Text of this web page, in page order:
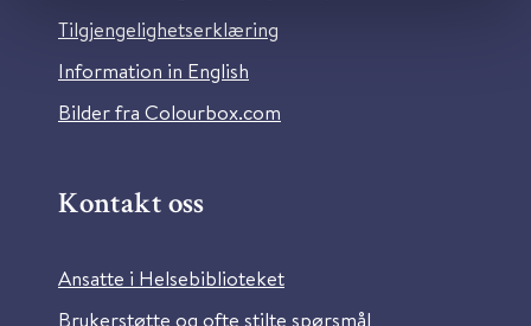
Tilgjengelighetserklæring
Information in English
Bilder fra Colourbox.com
Kontakt oss
Ansatte i Helsebiblioteket
Brukerstøtte og ofte stilte spørsmål